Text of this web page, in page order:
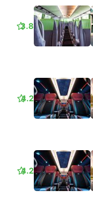
3.8
4.2
4.2